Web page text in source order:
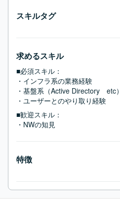
スキルタグ
求めるスキル
■必須スキル：
・インフラ系の業務経験
・基盤系（Active Directory　etc
・ユーザーとのやり取り経験
■歓迎スキル：
・NWの知見
特徴